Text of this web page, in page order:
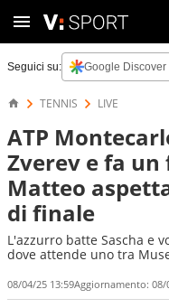
Seguici su: Google Discover
TENNIS LIVE
ATP
Zverev e fa un
Matteo
di finale
L'azzurro batte Sascha e
dove attende uno tra
08/04/25 13:59Aggiornamento: 08/